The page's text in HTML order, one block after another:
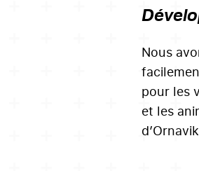
Nous
pour les
et les